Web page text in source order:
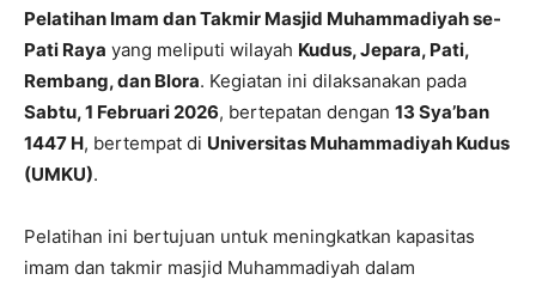
Pelatihan Imam dan Takmir Masjid Muhammadiyah se-
Pati Raya yang meliputi wilayah Kudus, Jepara, Pati,
Rembang, dan Blora. Kegiatan ini dilaksanakan pada
Sabtu, 1 Februari 2026, bertepatan dengan 13 Sya’ban
1447 H, bertempat di Universitas Muhammadiyah Kudus
(UMKU).
Pelatihan ini bertujuan untuk meningkatkan kapasitas
imam dan takmir masjid Muhammadiyah dalam